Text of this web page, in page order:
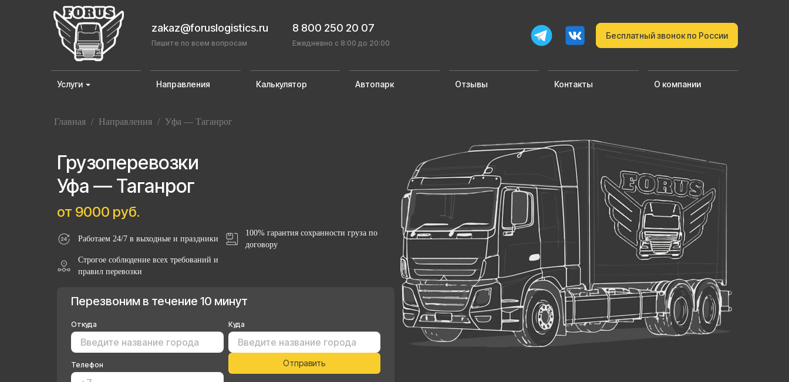
zakaz@foruslogistics.ru
Пишите по всем вопросам
8 800 250 20 07
Ежедневно с 8:00 до 20:00
Бесплатный звонок по России
Услуги Направления Калькулятор Автопарк Отзывы Контакты О компании
Главная / Направления / Уфа — Таганрог
Грузоперевозки
Уфа — Таганрог
от 9000 руб.
Работаем 24/7 в выходные и праздники
100% гарантия сохранности груза по
договору
Строгое соблюдение всех требований и
правил перевозки
Перезвоним в течение 10 минут
Откуда Куда
Телефон